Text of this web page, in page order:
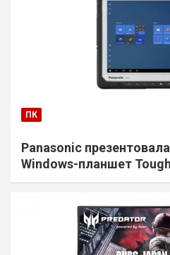
ПК
Panasonic
Windows-планшет